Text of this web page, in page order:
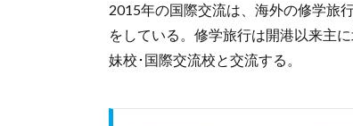
2015年の国際交流は、海外の修学旅
をしている。修学旅行は開港以来主
妹校･国際交流校と交流する。